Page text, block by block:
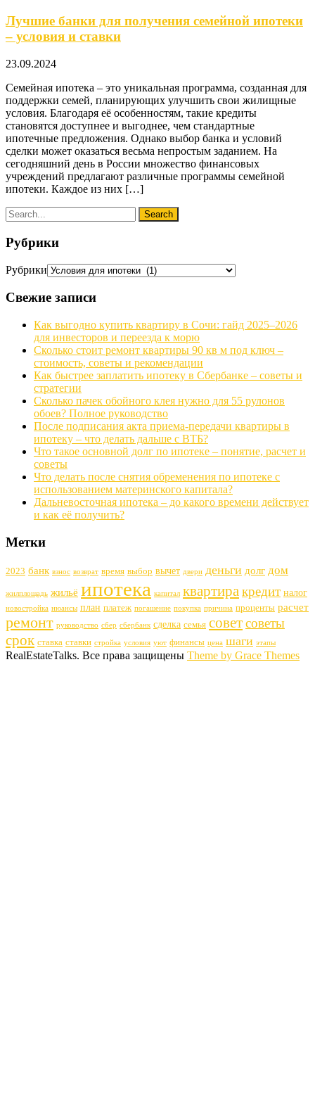
Лучшие банки для получения семейной ипотеки
– условия и ставки
23.09.2024
Семейная ипотека – это уникальная программа, созданная для
поддержки семей, планирующих улучшить свои жилищные
условия. Благодаря её особенностям, такие кредиты
становятся доступнее и выгоднее, чем стандартные
ипотечные предложения. Однако выбор банка и условий
сделки может оказаться весьма непростым заданием. На
сегодняшний день в России множество финансовых
учреждений предлагают различные программы семейной
ипотеки. Каждое из них […]
Рубрики
Рубрики
Свежие записи
Как выгодно купить квартиру в Сочи: гайд 2025–2026
для инвесторов и переезда к морю
Сколько стоит ремонт квартиры 90 кв м под ключ –
стоимость, советы и рекомендации
Как быстрее заплатить ипотеку в Сбербанке – советы и
стратегии
Сколько пачек обойного клея нужно для 55 рулонов
обоев? Полное руководство
После подписания акта приема-передачи квартиры в
ипотеку – что делать дальше с ВТБ?
Что такое основной долг по ипотеке – понятие, расчет и
советы
Что делать после снятия обременения по ипотеке с
использованием материнского капитала?
Дальневосточная ипотека – до какого времени действует
и как её получить?
Метки
2023 банк взнос возврат время выбор вычет двери деньги долг дом
жилплощадь жильё ипотека капитал квартиракредит налог
новостройка нюансы план платеж погашение покупка причина проценты расчет
ремонт руководство сбер сбербанк сделка семья советсоветы
срок ставка ставки стройка условия уют финансы цена шаги этапы
RealEstateTalks. Все права защищены Theme by Grace Themes